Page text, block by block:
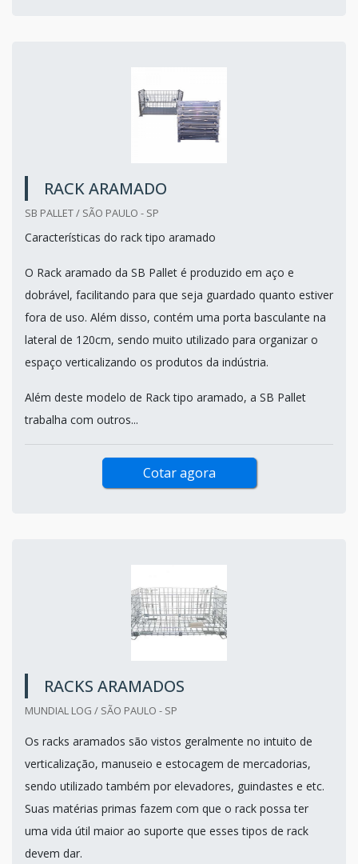
RACK ARAMADO
SB PALLET / SÃO PAULO - SP
Características do rack tipo aramado
O Rack aramado da SB Pallet é produzido em aço e
dobrável, facilitando para que seja guardado quanto estiver
fora de uso. Além disso, contém uma porta basculante na
lateral de 120cm, sendo muito utilizado para organizar o
espaço verticalizando os produtos da indústria.
Além deste modelo de Rack tipo aramado, a SB Pallet
trabalha com outros...
Cotar agora
RACKS ARAMADOS
MUNDIAL LOG / SÃO PAULO - SP
Os racks aramados são vistos geralmente no intuito de
verticalização, manuseio e estocagem de mercadorias,
sendo utilizado também por elevadores, guindastes e etc.
Suas matérias primas fazem com que o rack possa ter
uma vida útil maior ao suporte que esses tipos de rack
devem dar.